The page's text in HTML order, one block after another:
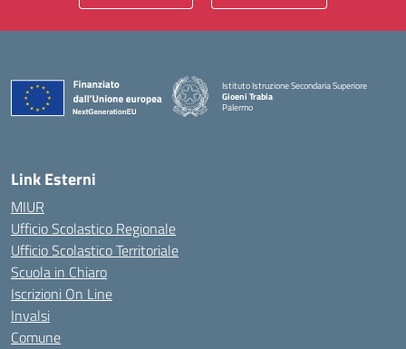
Istituto Istruzione Secondaria Superiore
Gioeni Trabia
Palermo
Link Esterni
MIUR
Ufficio Scolastico Regionale
Ufficio Scolastico Territoriale
Scuola in Chiaro
Iscrizioni On Line
Invalsi
Comune